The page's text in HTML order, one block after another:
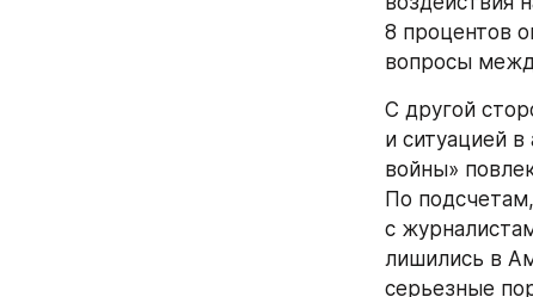
Есть тут,
далеко
и с
решенных
захочет
затянутся? Я